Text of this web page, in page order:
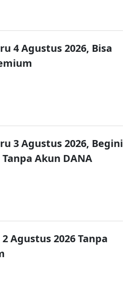
4 Agustus 2026, Bisa
3 Agustus 2026, Begini
Akun DANA
Agustus 2026 Tanpa